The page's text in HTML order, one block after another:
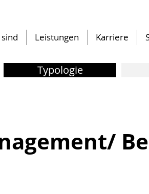
Leistungen Karriere
Typologie